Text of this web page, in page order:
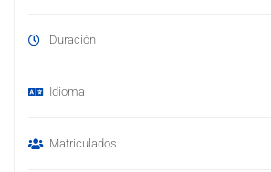
Duración
Idioma
Matriculados